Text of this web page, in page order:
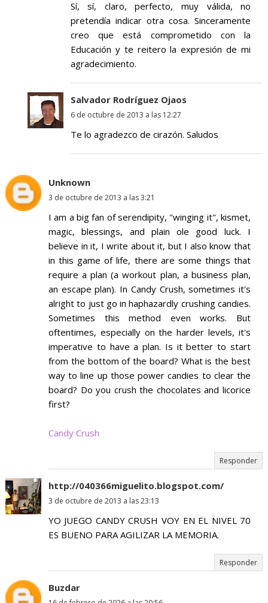
Sí, sí, claro, perfecto, muy válida, no
pretendía indicar otra cosa. Sinceramente
creo que está comprometido con la
Educación y te reitero la expresión de mi
agradecimiento.
Salvador Rodríguez Ojaos
6 de octubre de 2013 a las 12:27
Te lo agradezco de cirazón. Saludos
Unknown
3 de octubre de 2013 a las 3:21
I am a big fan of serendipity, "winging it", kismet,
magic, blessings, and plain ole good luck. I
believe in it, I write about it, but I also know that
in this game of life, there are some things that
require a plan (a workout plan, a business plan,
an escape plan). In Candy Crush, sometimes it's
alright to just go in haphazardly crushing candies.
Sometimes this method even works. But
oftentimes, especially on the harder levels, it's
imperative to have a plan. Is it better to start
from the bottom of the board? What is the best
way to line up those power candies to clear the
board? Do you crush the chocolates and licorice
first?
Candy Crush
Responder
http://040366miguelito.blogspot.com/
3 de octubre de 2013 a las 23:13
YO JUEGO CANDY CRUSH VOY EN EL NIVEL 70
ES BUENO PARA AGILIZAR LA MEMORIA.
Responder
Buzdar